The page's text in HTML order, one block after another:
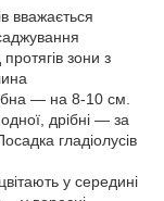
вважається
зони з
— на 8-10 см.
дрібні — за
гладіолусів
у середині